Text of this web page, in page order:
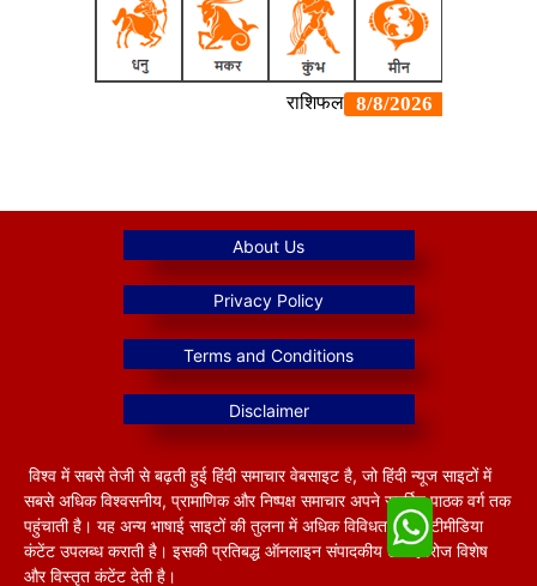
विश्व में सबसे तेजी से बढ़ती हुई हिंदी समाचार वेबसाइट है, जो हिंदी न्यूज साइटों में
सबसे अधिक विश्वसनीय, प्रामाणिक और निष्पक्ष समाचार अपने समर्पित पाठक वर्ग तक
पहुंचाती है। यह अन्य भाषाई साइटों की तुलना में अधिक विविधतापूर्ण मल्टीमीडिया
कंटेंट उपलब्ध कराती है। इसकी प्रतिबद्ध ऑनलाइन संपादकीय टीम हररोज विशेष
और विस्तृत कंटेंट देती है।